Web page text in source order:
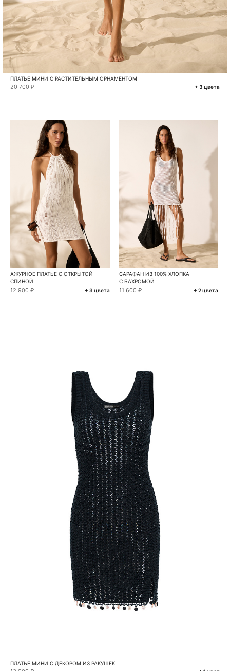
ПЛАТЬЕ МИНИ С РАСТИТЕЛЬНЫМ ОРНАМЕНТОМ
20 700 ₽ + 3 цвета
АЖУРНОЕ ПЛАТЬЕ С ОТКРЫТОЙ
СПИНОЙ
12 900 ₽ + 3 цвета
САРАФАН ИЗ 100% ХЛОПКА
С БАХРОМОЙ
11 600 ₽ + 2 цвета
ПЛАТЬЕ МИНИ С ДЕКОРОМ ИЗ РАКУШЕК